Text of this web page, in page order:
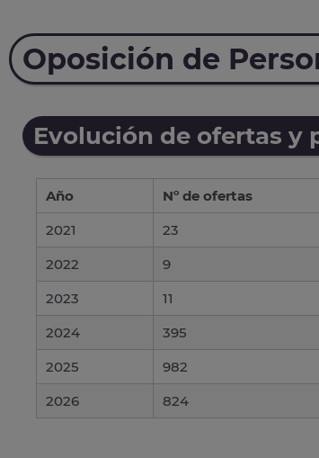
Oposición de
Evolución de ofertas y
Año Nº de ofertas
2021
23
2022
9
2023
11
2024
395
2025
982
2026
824